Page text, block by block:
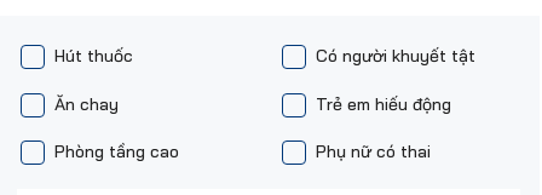
Hút thuốc
Phòng tầng cao
Trẻ em hiếu động
Ăn chay
Có người khuyết tật
Phụ nữ có thai